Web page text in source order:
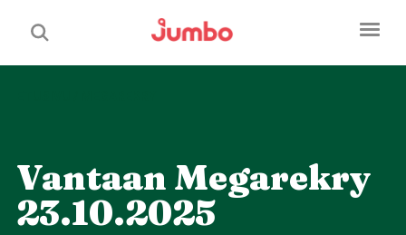
Vantaan Megarekry
23.10.2025